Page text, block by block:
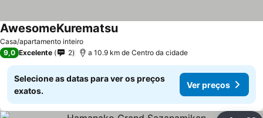
Casa/apartamento inteiro
AwesomeKurematsuVer preços
9,0 Excelente 2 a 10.9 km de Centro da cidade
Selecione as datas para ver os preços
exatos.
Ver preços